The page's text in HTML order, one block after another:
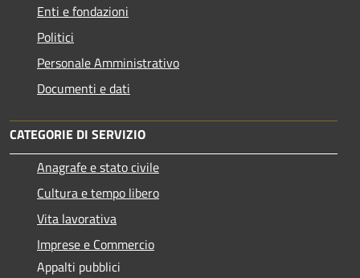
Enti e fondazioni
Politici
Personale Amministrativo
Documenti e dati
CATEGORIE DI SERVIZIO
Anagrafe e stato civile
Cultura e tempo libero
Vita lavorativa
Imprese e Commercio
Appalti pubblici